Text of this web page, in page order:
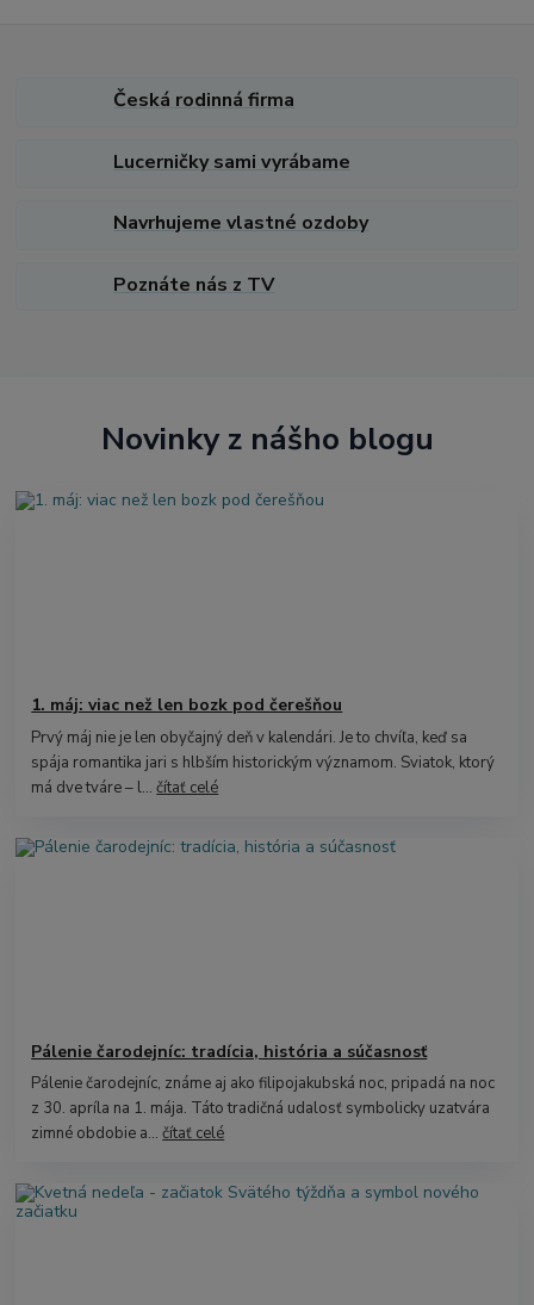
Česká rodinná firma
Lucerničky sami vyrábame
Navrhujeme vlastné ozdoby
Poznáte nás z TV
Novinky z nášho blogu
1. máj: viac než len bozk pod čerešňou
Prvý máj nie je len obyčajný deň v kalendári. Je to chvíľa, keď sa
spája romantika jari s hlbším historickým významom. Sviatok, ktorý
má dve tváre – l...čítať celé
Pálenie čarodejníc: tradícia, história a súčasnosť
Pálenie čarodejníc, známe aj ako filipojakubská noc, pripadá na noc
z 30. apríla na 1. mája. Táto tradičná udalosť symbolicky uzatvára
zimné obdobie a...čítať celé